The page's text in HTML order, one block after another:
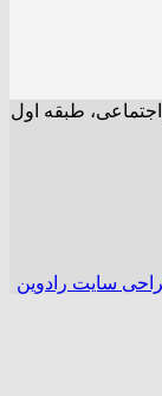
طبقه اول
سایت رادوین